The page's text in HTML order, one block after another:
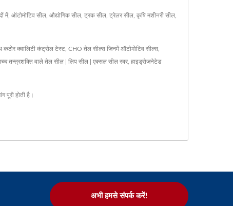
में, ऑटोमोटिव सील, औद्योगिक सील, ट्रक सील, ट्रेलर सील, कृषि मशीनरी सील,
क्वालिटी कंट्रोल टेस्ट, CHO तेल सील्स जिनमें ऑटोमोटिव सील्स,
तन्त्रशक्ति वाले तेल सील | लिप सील | एक्सल सील रबर, हाइड्रोजनेटेड
पूरी होती है।
अभी हमसे संपर्क करें!